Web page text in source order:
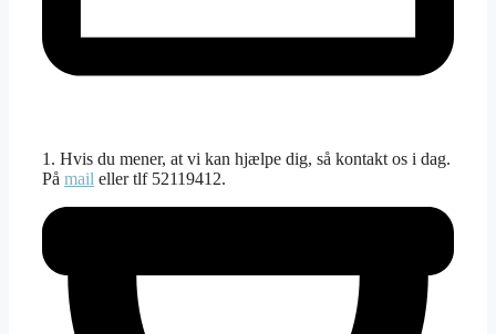
1. Hvis du mener, at vi kan hjælpe dig, så kontakt os i dag.
På mail eller tlf 52119412.